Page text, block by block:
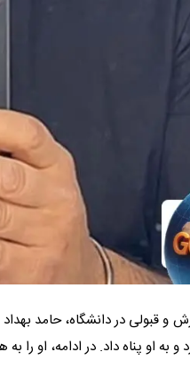
قبولی در دانشگاه، حامد بهداد
و به او پناه داد. در ادامه، او را